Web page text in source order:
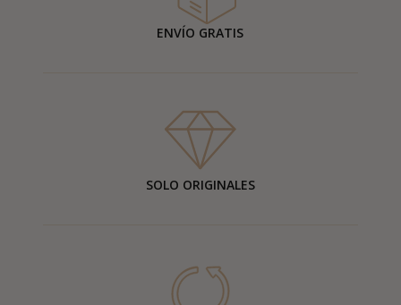
ENVÍO GRATIS
SOLO ORIGINALES